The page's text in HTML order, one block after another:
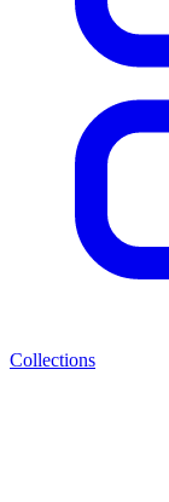
Collections